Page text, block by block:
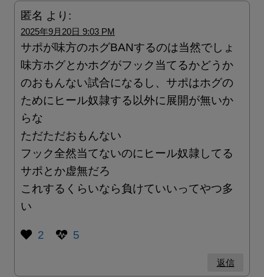
匿名 より:
2025年9月20日 9:03 PM
サポが味方のホグBANするのは当然でしょ
味方ホグとかホグがフック当てるかどうか
のおもんない試合になるし、サポはホグの
ためにヒール奴隷する以外に展開が無いか
らな
ただただおもんない
フック全然当てないのにヒール奴隷してる
サポとか虚無だろ
これするくらいなら負けていいってやつ多
い
2 5
返信